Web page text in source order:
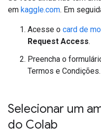
em kaggle.com. Em
Acesse o card de
Request Access.
Preencha o
Termos e Condições.
Selecionar um
do Colab